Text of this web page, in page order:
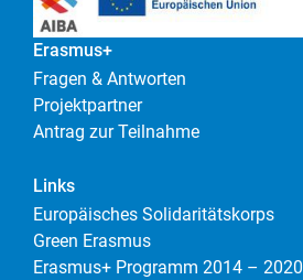
Erasmus+
Fragen & Antworten
Projektpartner
Antrag zur Teilnahme
Links
Europäisches Solidaritätskorps
Green Erasmus
Erasmus+ Programm 2014 – 2020